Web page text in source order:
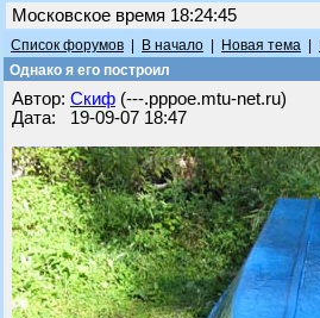
Московское время 18:24:45
Список форумов В начало Новая тема
Однако я его построил
Автор: Скиф (---.pppoe.mtu-net.ru)
Дата: 19-09-07 18:47